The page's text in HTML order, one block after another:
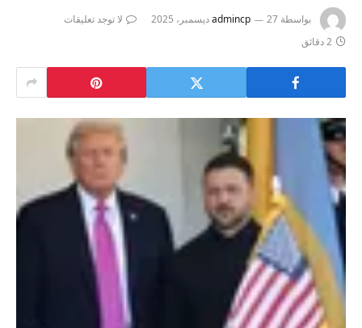
بواسطة admincp 27 ديسمبر، 2025
لا توجد تعليقات
2 دقائق